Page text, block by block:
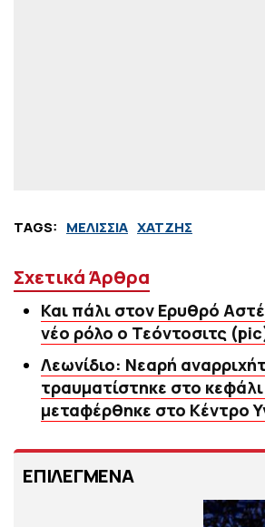
TAGS: ΜΕΛΙΣΣΙΑ ΧΑΤΖΗΣ
Σχετικά Άρθρα
Και πάλι στον Ερυθρό
νέο ρόλο ο Τεόντοσιτς
Λεωνίδιο: Νεαρή
τραυματίστηκε στο κεφάλι
μεταφέρθηκε στο Κέντρο
ΕΠΙΛΕΓΜΕΝΑ